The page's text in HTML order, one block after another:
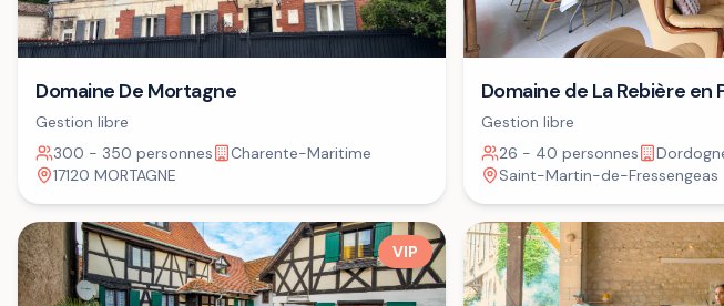
Domaine De Mortagne
Gestion libre
300 - 350 personnes
Charente-Maritime
17120 MORTAGNE
Domaine de La Rebière en
Gestion libre
26 - 40 personnes
Saint-Martin-de-Fressengeas
VIP